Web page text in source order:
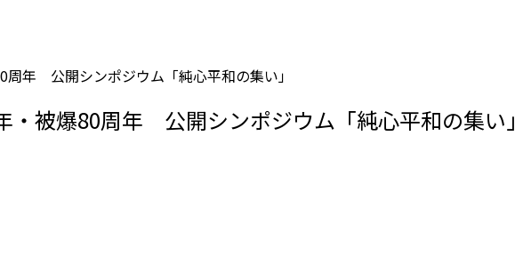
年 公開シンポジウム「純心平和の集い」
被爆80周年 公開シンポジウム「純心平和の集い」